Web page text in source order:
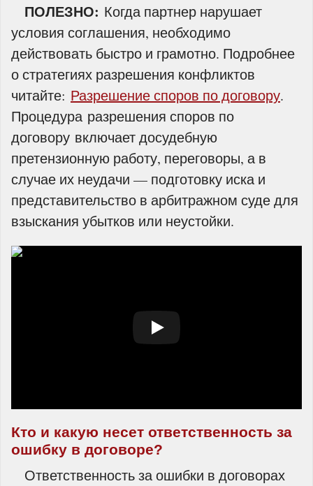
ПОЛЕЗНО: Когда партнер нарушает
условия соглашения, необходимо
действовать быстро и грамотно. Подробнее
о стратегиях разрешения конфликтов
читайте: Разрешение споров по договору.
Процедура разрешения споров по
договору включает досудебную
претензионную работу, переговоры, а в
случае их неудачи — подготовку иска и
представительство в арбитражном суде для
взыскания убытков или неустойки.
Кто и какую несет ответственность за
ошибку в договоре?
Ответственность за ошибки в договорах